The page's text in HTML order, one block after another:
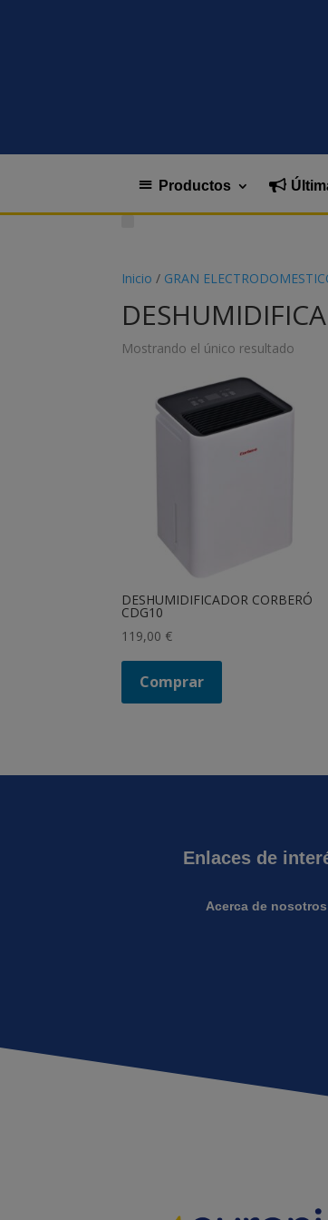
Productos
Inicio / GRAN
Mostrando el único resultado
DESHUMIDIFICADOR CORBERÓ
CDG10
119,00 €
Comprar
Enlaces de
Acerca de nosotros